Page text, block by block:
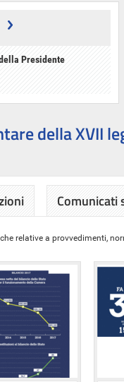
Presidente
della XVII
Comunicati
relative a provvedimenti,